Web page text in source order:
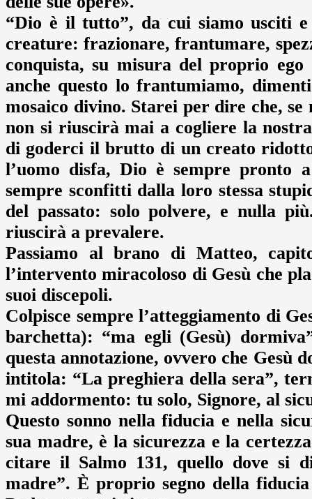
“Dio è il tutto”, da cui siamo usciti
creature: frazionare, frantumare,
conquista, su misura del proprio
anche questo lo frantumiamo,
mosaico divino. Starei per dire che,
non si riuscirà mai a cogliere la
di goderci il brutto di un creato
l’uomo disfa, Dio è sempre pronto
sempre sconfitti dalla loro stessa
del passato: solo polvere, e nulla
riuscirà a prevalere.
Passiamo al brano di Matteo,
l’intervento miracoloso di Gesù che
suoi discepoli.
Colpisce sempre l’atteggiamento di
barchetta): “ma egli (Gesù)
questa annotazione, ovvero che Gesù
intitola: “La preghiera della sera”,
mi addormento: tu solo, Signore, al
Questo sonno nella fiducia e nella
sua madre, è la sicurezza e la
citare il Salmo 131, quello dove si
madre”. È proprio segno della